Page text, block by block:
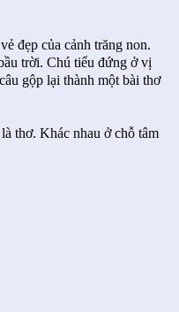
đẹp của cảnh trăng non.
trời. Chú tiểu đứng ở vị
gộp lại thành một bài thơ
thơ. Khác nhau ở chỗ tâm